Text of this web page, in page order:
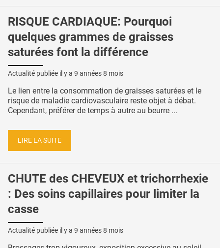
RISQUE CARDIAQUE: Pourquoi
quelques grammes de graisses
saturées font la différence
Actualité publiée il y a 9 années 8 mois
Le lien entre la consommation de graisses saturées et le
risque de maladie cardiovasculaire reste objet à débat.
Cependant, préférer de temps à autre au beurre ...
LIRE LA SUITE
CHUTE des CHEVEUX et trichorrhexie
: Des soins capillaires pour limiter la
casse
Actualité publiée il y a 9 années 8 mois